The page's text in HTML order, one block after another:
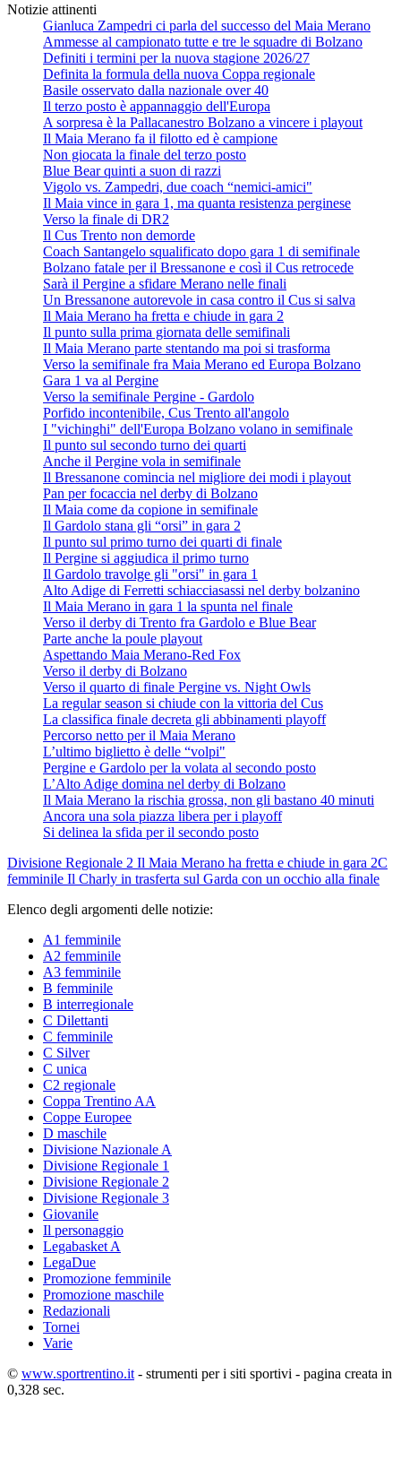
Notizie attinenti
Gianluca Zampedri ci parla del successo del Maia Merano
Ammesse al campionato tutte e tre le squadre di Bolzano
Definiti i termini per la nuova stagione 2026/27
Definita la formula della nuova Coppa regionale
Basile osservato dalla nazionale over 40
Il terzo posto è appannaggio dell'Europa
A sorpresa è la Pallacanestro Bolzano a vincere i playout
Il Maia Merano fa il filotto ed è campione
Non giocata la finale del terzo posto
Blue Bear quinti a suon di razzi
Vigolo vs. Zampedri, due coach “nemici-amici"
Il Maia vince in gara 1, ma quanta resistenza perginese
Verso la finale di DR2
Il Cus Trento non demorde
Coach Santangelo squalificato dopo gara 1 di semifinale
Bolzano fatale per il Bressanone e così il Cus retrocede
Sarà il Pergine a sfidare Merano nelle finali
Un Bressanone autorevole in casa contro il Cus si salva
Il Maia Merano ha fretta e chiude in gara 2
Il punto sulla prima giornata delle semifinali
Il Maia Merano parte stentando ma poi si trasforma
Verso la semifinale fra Maia Merano ed Europa Bolzano
Gara 1 va al Pergine
Verso la semifinale Pergine - Gardolo
Porfido incontenibile, Cus Trento all'angolo
I "vichinghi" dell'Europa Bolzano volano in semifinale
Il punto sul secondo turno dei quarti
Anche il Pergine vola in semifinale
Il Bressanone comincia nel migliore dei modi i playout
Pan per focaccia nel derby di Bolzano
Il Maia come da copione in semifinale
Il Gardolo stana gli “orsi” in gara 2
Il punto sul primo turno dei quarti di finale
Il Pergine si aggiudica il primo turno
Il Gardolo travolge gli "orsi" in gara 1
Alto Adige di Ferretti schiacciasassi nel derby bolzanino
Il Maia Merano in gara 1 la spunta nel finale
Verso il derby di Trento fra Gardolo e Blue Bear
Parte anche la poule playout
Aspettando Maia Merano-Red Fox
Verso il derby di Bolzano
Verso il quarto di finale Pergine vs. Night Owls
La regular season si chiude con la vittoria del Cus
La classifica finale decreta gli abbinamenti playoff
Percorso netto per il Maia Merano
L’ultimo biglietto è delle “volpi"
Pergine e Gardolo per la volata al secondo posto
L’Alto Adige domina nel derby di Bolzano
Il Maia Merano la rischia grossa, non gli bastano 40 minuti
Ancora una sola piazza libera per i playoff
Si delinea la sfida per il secondo posto
Divisione Regionale 2 Il Maia Merano ha fretta e chiude in gara 2C
femminile Il Charly in trasferta sul Garda con un occhio alla finale
Elenco degli argomenti delle notizie:
A1 femminile
A2 femminile
A3 femminile
B femminile
B interregionale
C Dilettanti
C femminile
C Silver
C unica
C2 regionale
Coppa Trentino AA
Coppe Europee
D maschile
Divisione Nazionale A
Divisione Regionale 1
Divisione Regionale 2
Divisione Regionale 3
Giovanile
Il personaggio
Legabasket A
LegaDue
Promozione femminile
Promozione maschile
Redazionali
Tornei
Varie
© www.sportrentino.it - strumenti per i siti sportivi - pagina creata in
0,328 sec.